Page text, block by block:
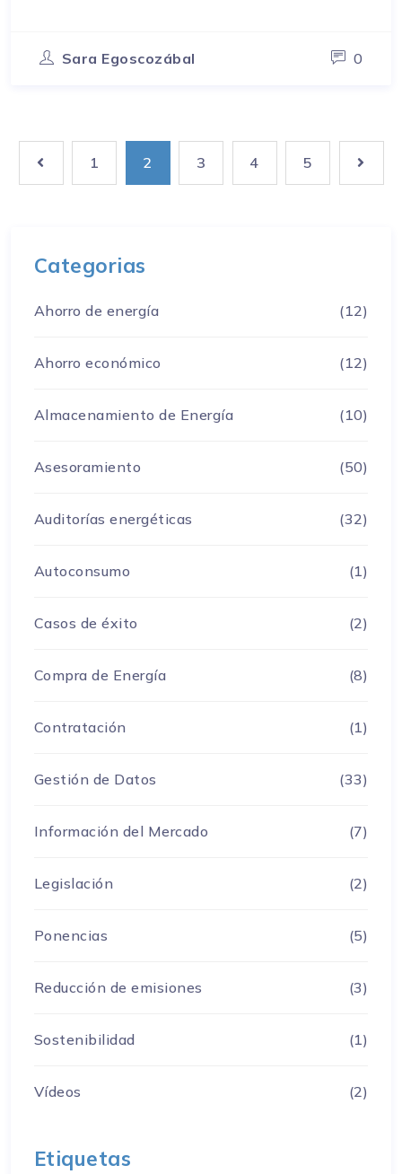
Sara Egoscozábal 0
1 2 3 4 5
Categorias
Ahorro de energía (12)
Ahorro económico (12)
Almacenamiento de Energía (10)
Asesoramiento (50)
Auditorías energéticas (32)
Autoconsumo (1)
Casos de éxito (2)
Compra de Energía (8)
Contratación (1)
Gestión de Datos (33)
Información del Mercado (7)
Legislación (2)
Ponencias (5)
Reducción de emisiones (3)
Sostenibilidad (1)
Vídeos (2)
Etiquetas